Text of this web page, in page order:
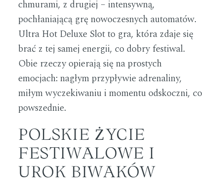
chmurami, z drugiej – intensywną,
pochłaniającą grę nowoczesnych automatów.
Ultra Hot Deluxe Slot to gra, która zdaje się
brać z tej samej energii, co dobry festiwal.
Obie rzeczy opierają się na prostych
emocjach: nagłym przypływie adrenaliny,
miłym wyczekiwaniu i momentu odskoczni, co
powszednie.
POLSKIE ŻYCIE
FESTIWALOWE I
UROK BIWAKÓW